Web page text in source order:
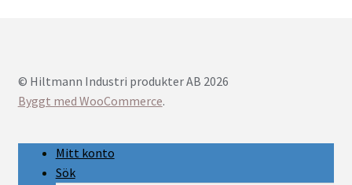
© Hiltmann Industri produkter AB 2026
Byggt med WooCommerce.
Mitt konto
Sök